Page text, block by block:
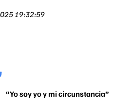
19:32:59
“Yo soy yo y mi circunstancia”